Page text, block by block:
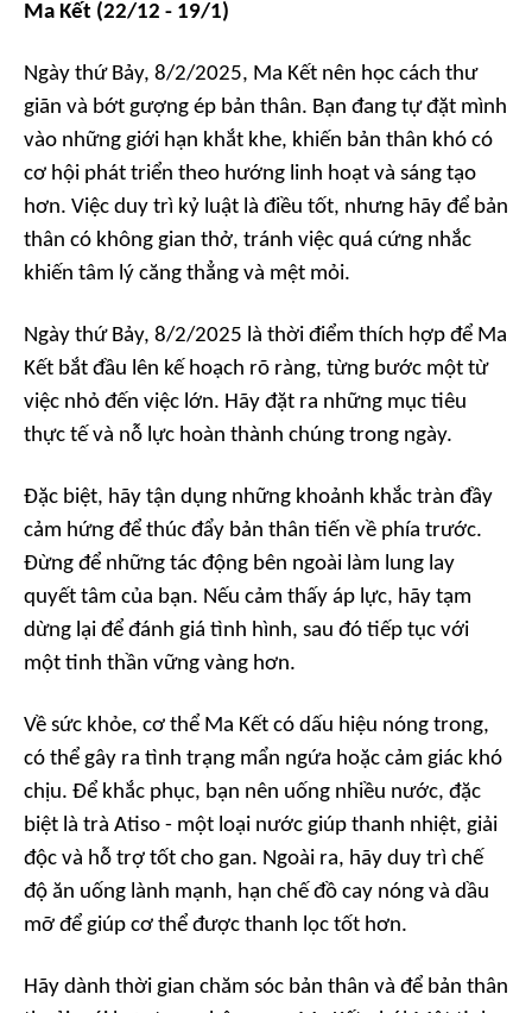
Ma Kết (22/12 - 19/1)
Ngày thứ Bảy, 8/2/2025, Ma Kết nên học cách thư
giãn và bớt gượng ép bản thân. Bạn đang tự đặt mình
vào những giới hạn khắt khe, khiến bản thân khó có
cơ hội phát triển theo hướng linh hoạt và sáng tạo
hơn. Việc duy trì kỷ luật là điều tốt, nhưng hãy để bản
thân có không gian thở, tránh việc quá cứng nhắc
khiến tâm lý căng thẳng và mệt mỏi.
Ngày thứ Bảy, 8/2/2025 là thời điểm thích hợp để Ma
Kết bắt đầu lên kế hoạch rõ ràng, từng bước một từ
việc nhỏ đến việc lớn. Hãy đặt ra những mục tiêu
thực tế và nỗ lực hoàn thành chúng trong ngày.
Đặc biệt, hãy tận dụng những khoảnh khắc tràn đầy
cảm hứng để thúc đẩy bản thân tiến về phía trước.
Đừng để những tác động bên ngoài làm lung lay
quyết tâm của bạn. Nếu cảm thấy áp lực, hãy tạm
dừng lại để đánh giá tình hình, sau đó tiếp tục với
một tinh thần vững vàng hơn.
Về sức khỏe, cơ thể Ma Kết có dấu hiệu nóng trong,
có thể gây ra tình trạng mẩn ngứa hoặc cảm giác khó
chịu. Để khắc phục, bạn nên uống nhiều nước, đặc
biệt là trà Atiso - một loại nước giúp thanh nhiệt, giải
độc và hỗ trợ tốt cho gan. Ngoài ra, hãy duy trì chế
độ ăn uống lành mạnh, hạn chế đồ cay nóng và dầu
mỡ để giúp cơ thể được thanh lọc tốt hơn.
Hãy dành thời gian chăm sóc bản thân và để bản thân